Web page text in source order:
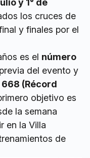
los cruces de
y finales por el
es el número
del evento y
(Récord
objetivo es
la semana
en la Villa
de